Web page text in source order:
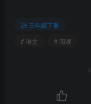
三年级下册
# 语文
# 阅读